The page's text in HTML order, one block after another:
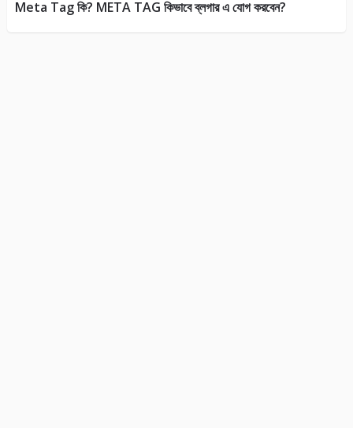
Meta Tag কি? META TAG কিভাবে ব্লগার এ যোগ করবেন?